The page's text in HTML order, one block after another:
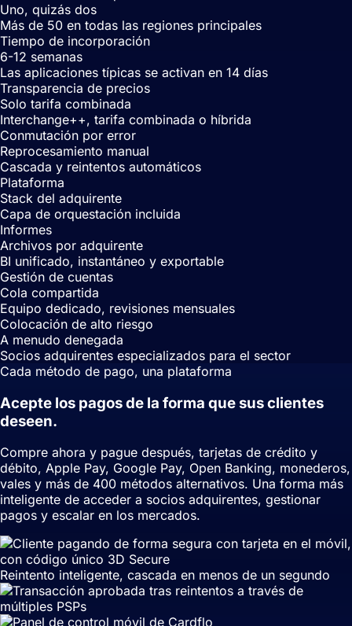
Uno, quizás dos
Más de 50 en todas las regiones principales
Tiempo de incorporación
6-12 semanas
Las aplicaciones típicas se activan en 14 días
Transparencia de precios
Solo tarifa combinada
Interchange++, tarifa combinada o híbrida
Conmutación por error
Reprocesamiento manual
Cascada y reintentos automáticos
Plataforma
Stack del adquirente
Capa de orquestación incluida
Informes
Archivos por adquirente
BI unificado, instantáneo y exportable
Gestión de cuentas
Cola compartida
Equipo dedicado, revisiones mensuales
Colocación de alto riesgo
A menudo denegada
Socios adquirentes especializados para el sector
Cada método de pago, una plataforma
Acepte los pagos de la forma que sus clientes
deseen.
Compre ahora y pague después, tarjetas de crédito y
débito, Apple Pay, Google Pay, Open Banking, monederos,
vales y más de 400 métodos alternativos. Una forma más
inteligente de acceder a socios adquirentes, gestionar
pagos y escalar en los mercados.
Reintento inteligente, cascada en menos de un segundo